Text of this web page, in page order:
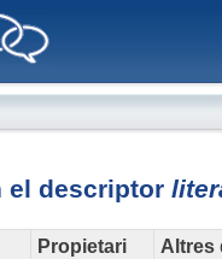
el descriptor
Propietari
Altres